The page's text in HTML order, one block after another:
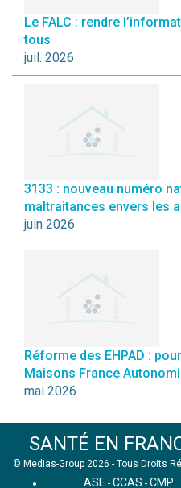
Le FALC : rendre
tous
juil. 2026
3133 : nouveau numéro
maltraitances envers les
juin 2026
Réforme des EHPAD :
Maisons France
mai 2026
SANTÉ EN
© Medias-Group 2026 - Tous Droits
ASE - CCAS - CMP